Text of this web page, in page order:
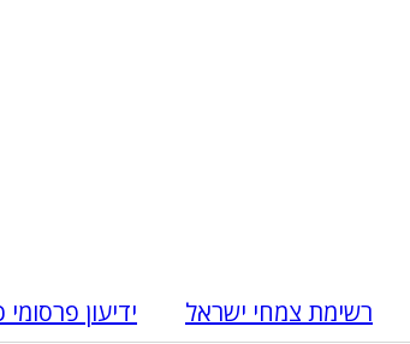
רשימת צמחי ישראל ידיעון פרסומי כלנית